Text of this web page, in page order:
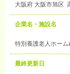
大阪府 大阪市旭区
企業名・施設名
特別養護老人ホーム
最終更新日